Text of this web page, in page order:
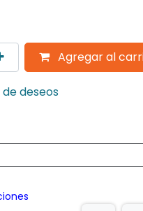
Agregar al
deseos